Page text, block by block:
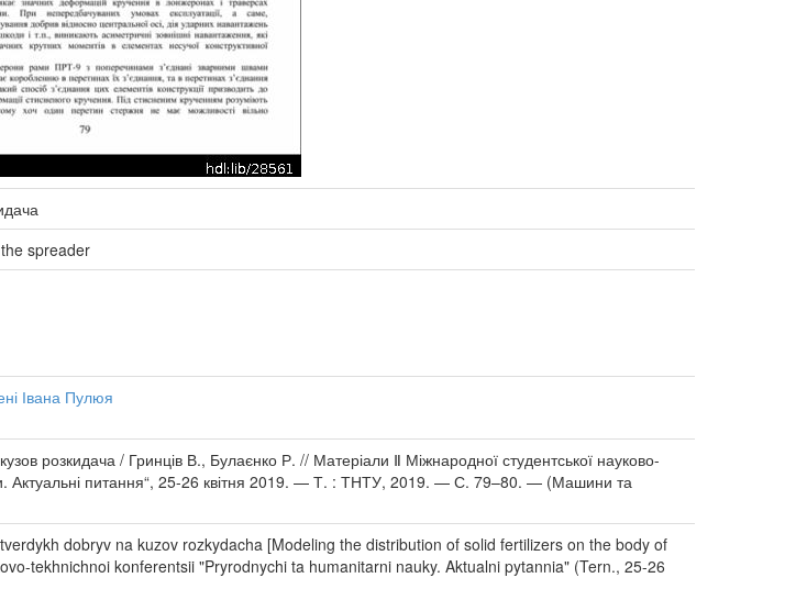
spreader
Івана Пулюя
розкидача / Гринців В., Булаєнко Р. // Матеріали Ⅱ Міжнародної студентської науково-
Актуальні питання“, 25-26 квітня 2019. — Т. : ТНТУ, 2019. — С. 79–80. — (Машини та
dobryv na kuzov rozkydacha [Modeling the distribution of solid fertilizers on the body of
tekhnichnoi konferentsii "Pryrodnychi ta humanitarni nauky. Aktualni pytannia" (Tern., 25-26